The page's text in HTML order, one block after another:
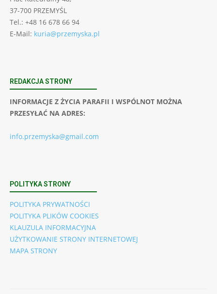
37-700 PRZEMYŚL
Tel.: +48 16 678 66 94
E-Mail: kuria@przemyska.pl
REDAKCJA STRONY
INFORMACJE Z ŻYCIA PARAFII I WSPÓLNOT MOŻNA
PRZESYŁAĆ NA ADRES:
info.przemyska@gmail.com
POLITYKA STRONY
POLITYKA PRYWATNOŚCI
POLITYKA PLIKÓW COOKIES
KLAUZULA INFORMACYJNA
UŻYTKOWANIE STRONY INTERNETOWEJ
MAPA STRONY